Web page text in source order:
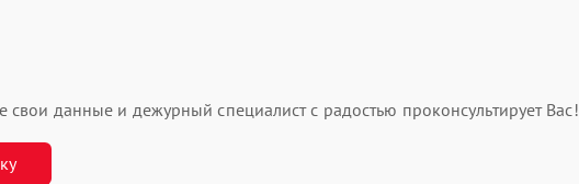
свои данные и дежурный специалист с радостью проконсультирует Вас!